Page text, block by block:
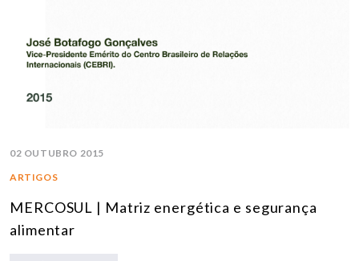
02 OUTUBRO 2015
ARTIGOS
MERCOSUL | Matriz energética e segurança
alimentar